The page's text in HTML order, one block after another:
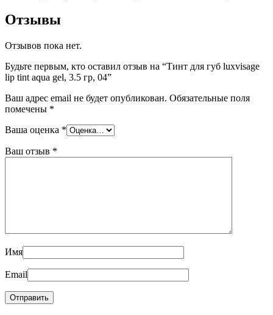
Отзывы
Отзывов пока нет.
Будьте первым, кто оставил отзыв на “Тинт для губ luxvisage
lip tint aqua gel, 3.5 гр, 04”
Ваш адрес email не будет опубликован. Обязательные поля
помечены *
Ваша оценка *
Ваш отзыв *
Имя
Email